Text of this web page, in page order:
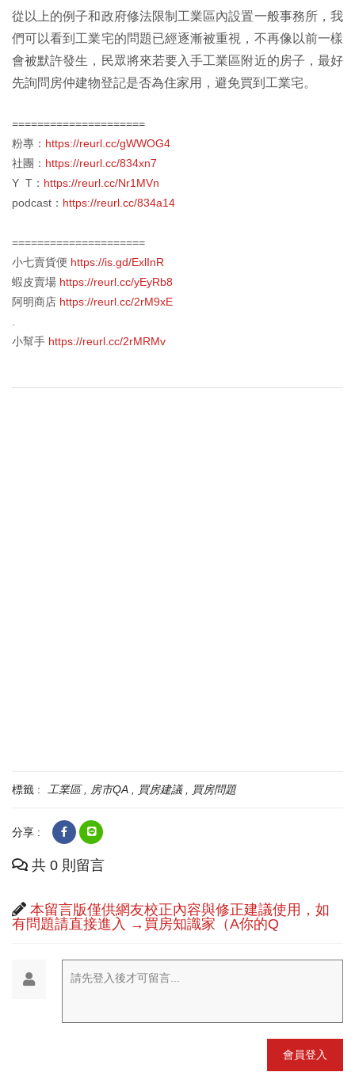
從以上的例子和政府修法限制工業區內設置一般事務所，我
們可以看到工業宅的問題已經逐漸被重視，不再像以前一樣
會被默許發生，民眾將來若要入手工業區附近的房子，最好
先詢問房仲建物登記是否為住家用，避免買到工業宅。
=====================
粉專： https://reurl.cc/gWWOG4
社團： https://reurl.cc/834xn7
Y T： https://reurl.cc/Nr1MVn
podcast： https://reurl.cc/834a14
=====================
小七賣貨便 https://is.gd/ExlInR
蝦皮賣場 https://reurl.cc/yEyRb8
阿明商店 https://reurl.cc/2rM9xE
小幫手 https://reurl.cc/2rMRMv
標籤 : 工業區 房市QA 買房建議 買房問題
分享 :
共 0 則留言
本留言版僅供網友校正內容與修正建議使用，如
有問題請直接進入 →買房知識家（A你的Q
請先登入後才可留言...
會員登入